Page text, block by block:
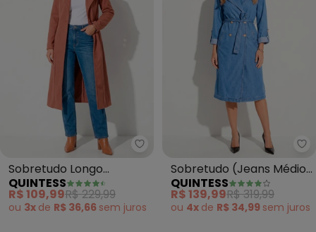
Quintess - Sobretudo Longo
Sobretudo Longo
(Caramelo) com Bolsos
QUINTESS
R$ 109,99R$ 229,99
ou 3x de R$ 36,66 sem juros
Sobretudo (Jeans Médio)
em Jeans
QUINTESS
R$ 139,99R$ 319,99
ou 4x de R$ 34,99 sem juros